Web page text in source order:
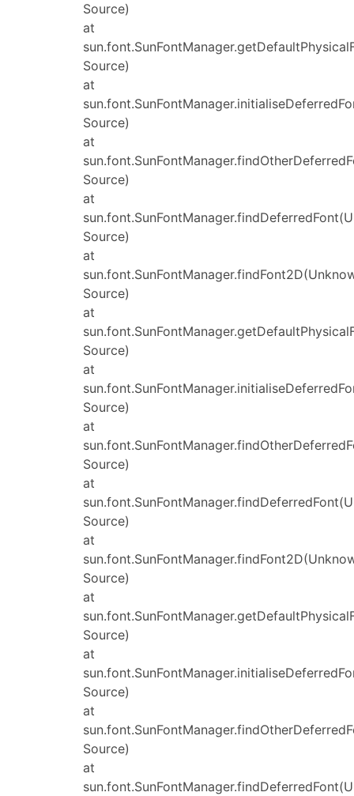
Source)
at
Source)
at
Source)
at
Source)
at
Source)
at
Source)
at
Source)
at
Source)
at
Source)
at
Source)
at
Source)
at
Source)
at
Source)
at
Source)
at